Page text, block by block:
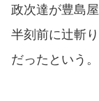
政次達が豊島
半刻前に辻斬
だったという。